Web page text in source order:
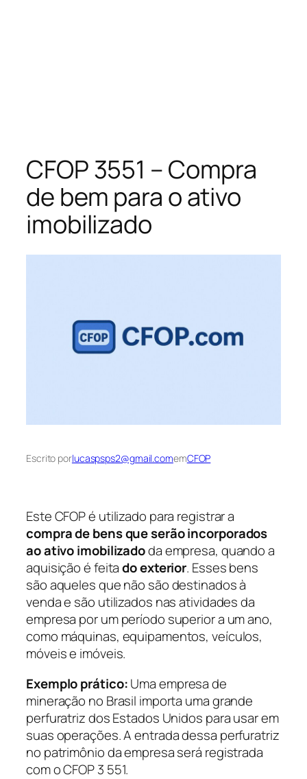
CFOP 3551 – Compra
de bem para o ativo
imobilizado
Escrito porlucaspsps2@gmail.comemCFOP
Este CFOP é utilizado para registrar a
compra de bens que serão incorporados
ao ativo imobilizadoda empresa, quando a
aquisição é feitado exterior. Esses bens
são aqueles que não são destinados à
venda e são utilizados nas atividades da
empresa por um período superior a um ano,
como máquinas, equipamentos, veículos,
móveis e imóveis.
Exemplo prático:Uma empresa de
mineração no Brasil importa uma grande
perfuratriz dos Estados Unidos para usar em
suas operações. A entrada dessa perfuratriz
no patrimônio da empresa será registrada
com o CFOP 3 551.